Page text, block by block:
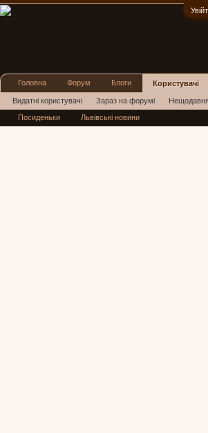
Головна Форум Блоги Користувачі
Видатні користувачі Зараз на форумі Нещодавня
Нові повідомлення профілю
Посиденьки Львівські новини